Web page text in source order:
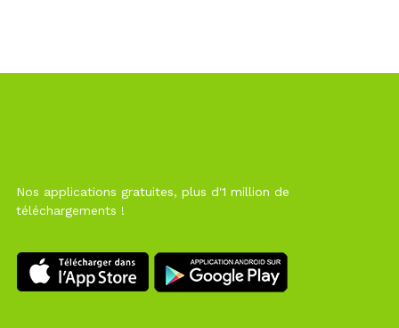
Nos applications gratuites, plus d'1 million de
téléchargements !